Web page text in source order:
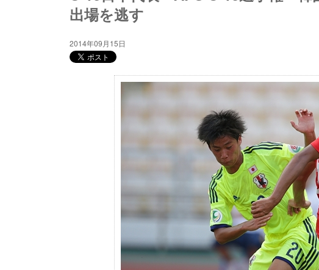
出場を逃す
2014年09月15日